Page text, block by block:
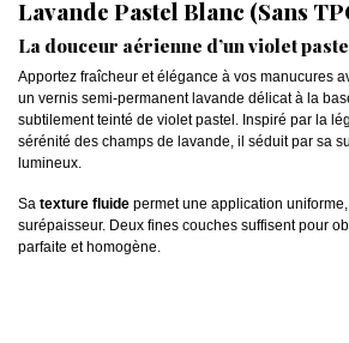
Lavande Pastel Blanc (Sans
La douceur aérienne d’un violet
Apportez fraîcheur et élégance à vos manucures
un vernis semi-permanent lavande délicat à la
subtilement teinté de violet pastel. Inspiré par la
sérénité des champs de lavande, il séduit par sa
lumineux.
Sa texture fluide permet une application
surépaisseur. Deux fines couches suffisent pour
parfaite et homogène.